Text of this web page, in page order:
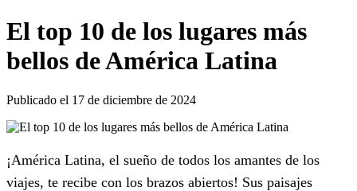
El top 10 de los lugares más
bellos de América Latina
Publicado el 17 de diciembre de 2024
¡América Latina, el sueño de todos los amantes de los
viajes, te recibe con los brazos abiertos! Sus paisajes